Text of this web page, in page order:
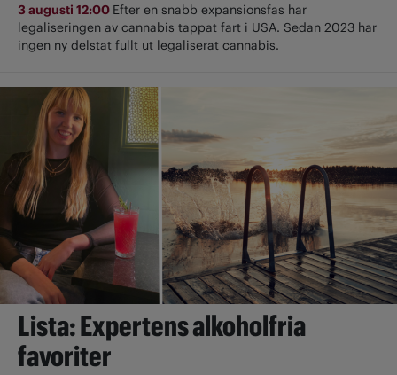
3 augusti 12:00 Efter en snabb expansionsfas har
legaliseringen av cannabis tappat fart i USA. Sedan 2023 har
ingen ny delstat fullt ut ­legaliserat cannabis.
Lista: Expertens alkoholfria
favoriter